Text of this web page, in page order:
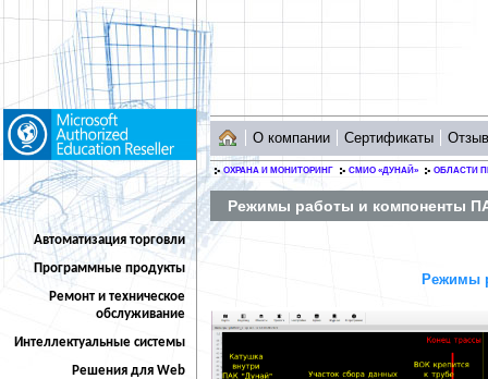
Автоматизация торговли
Программные продукты
Ремонт и техническое
обслуживание
Интеллектуальные системы
Решения для Web
О компании Сертификаты
ОХРАНА И МОНИТОРИНГ СМИО «ДУНАЙ» ОБЛАСТИ
Режимы работы и компоненты
Режимы